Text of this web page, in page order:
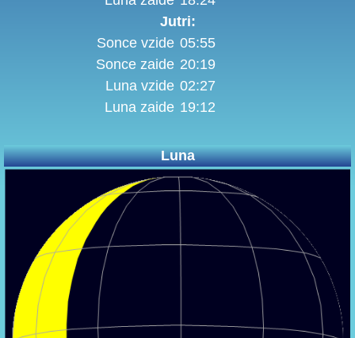
Jutri:
Sonce vzide 05:55
Sonce zaide 20:19
Luna vzide 02:27
Luna zaide 19:12
Luna